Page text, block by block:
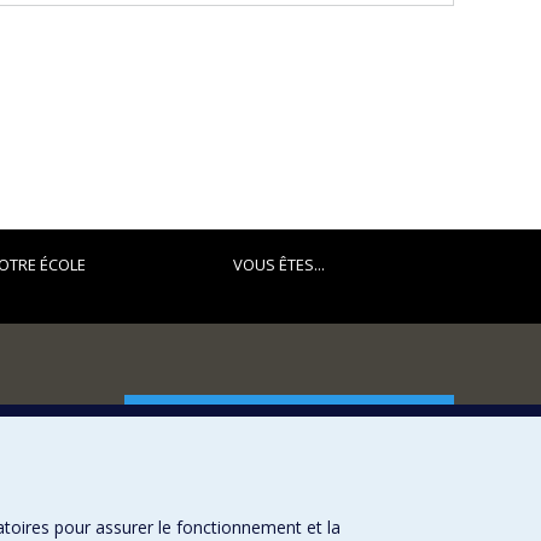
ÉCOLE VOUS ÊTES...
FACULTÉ DES ARTS ET DES SCIENCES
Nos programmes et cours
pour assurer le fonctionnement et la